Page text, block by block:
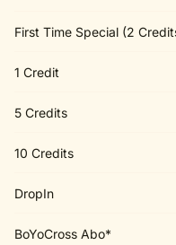
First Time Special (2
1 Credit
5 Credits
10 Credits
DropIn
BoYoCross Abo*